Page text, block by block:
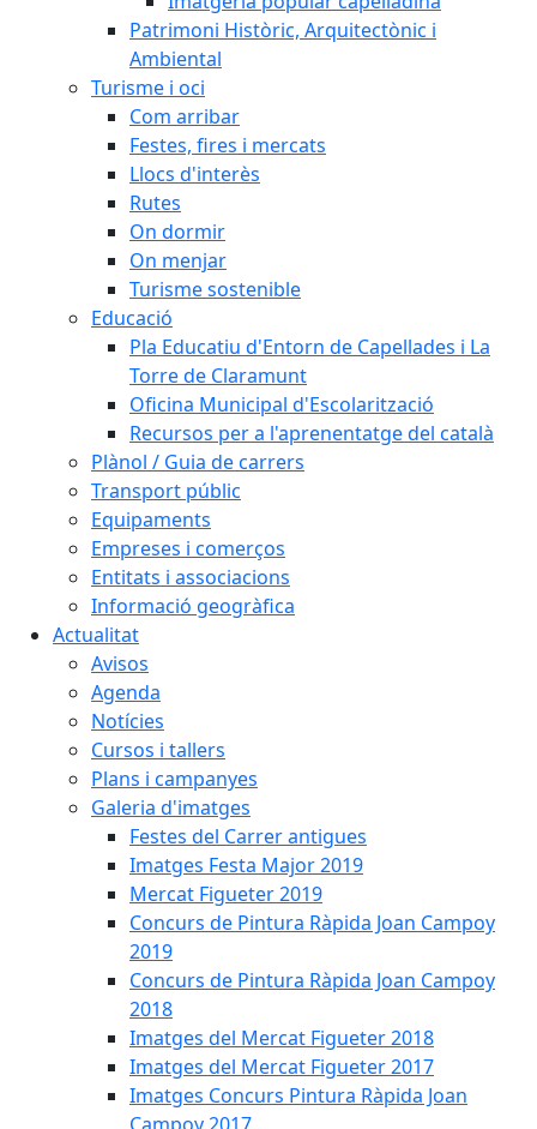
Patrimoni Històric, Arquitectònic i
Ambiental
Turisme i oci
Com arribar
Festes, fires i mercats
Llocs d'interès
Rutes
On dormir
On menjar
Turisme sostenible
Educació
Pla Educatiu d'Entorn de Capellades i La
Torre de Claramunt
Oficina Municipal d'Escolarització
Recursos per a l'aprenentatge del català
Plànol / Guia de carrers
Transport públic
Equipaments
Empreses i comerços
Entitats i associacions
Informació geogràfica
Actualitat
Avisos
Agenda
Notícies
Cursos i tallers
Plans i campanyes
Galeria d'imatges
Festes del Carrer antigues
Imatges Festa Major 2019
Mercat Figueter 2019
Concurs de Pintura Ràpida Joan Campoy
2019
Concurs de Pintura Ràpida Joan Campoy
2018
Imatges del Mercat Figueter 2018
Imatges del Mercat Figueter 2017
Imatges Concurs Pintura Ràpida Joan